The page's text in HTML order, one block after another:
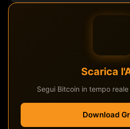
Scarica
Segui Bitcoin in tempo
Download